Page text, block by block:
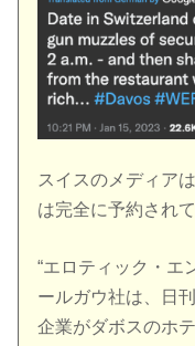
スイスのメディア
は完全に予約され
“エロティック・エ
ールガウ社は、日
企業がダボスのホ